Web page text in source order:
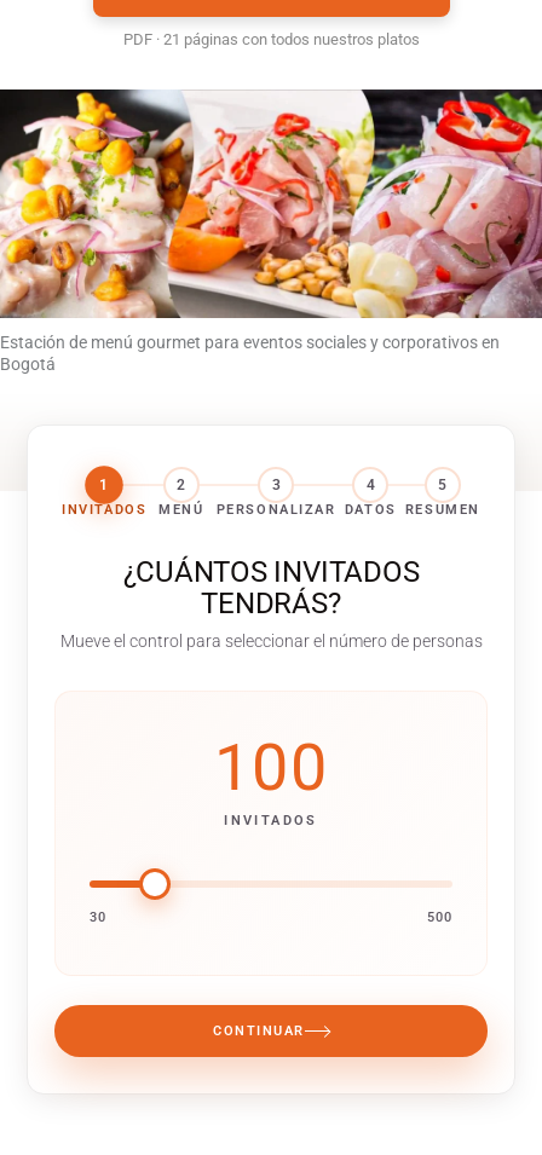
PDF · 21 páginas con todos nuestros platos
Estación de menú gourmet para eventos sociales y corporativos en
Bogotá
1
INVITADOS
2
MENÚ
3
PERSONALIZAR
4
DATOS
5
RESUMEN
¿CUÁNTOS INVITADOS
TENDRÁS?
Mueve el control para seleccionar el número de personas
100
INVITADOS
30 500
CONTINUAR